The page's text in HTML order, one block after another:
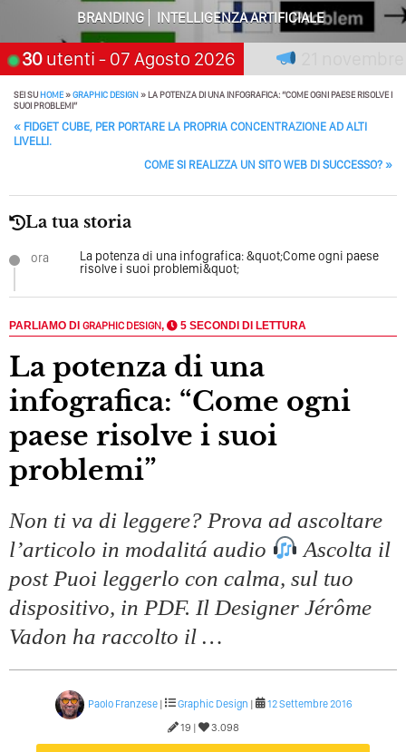
Solo Rumore…
Perché Non Guadagni Sui Social Media? Probabilmente
Tutto Peggiorerà
Quali Sono Gli Errori Della Comunicazione Politica? Il
Caso Delle Braccia Incrociate
Come Promuoversi Nel Wedding? Il Mio Intervento Per
BRANDING
INTELLIGENZA ARTIFICIALE
30 utenti - 07 Agosto 2026
chi aspetta, scegli: 21 novembre
SEI SUHOME»GRAPHIC DESIGN»LA POTENZA DI UNA INFOGRAFICA: “COME OGNI PAESE RISOLVE I
SUOI PROBLEMI”
POST NAVIGATION
« FIDGET CUBE, PER PORTARE LA PROPRIA CONCENTRAZIONE AD ALTI
LIVELLI.
COME SI REALIZZA UN SITO WEB DI SUCCESSO? »
La tua storia
ora
La potenza di una infografica: &quot;Come ogni paese
risolve i suoi problemi&quot;
PARLIAMO DI GRAPHIC DESIGN, 5 SECONDI DI LETTURA
La potenza di una
infografica: “Come ogni
paese risolve i suoi
problemi”
Non ti va di leggere? Prova ad ascoltare
l’articolo in modalitá audio
Ascolta il
post Puoi leggerlo con calma, sul tuo
dispositivo, in PDF. Il Designer Jérôme
Vadon ha raccolto il …
Paolo Franzese | Graphic Design |
12 Settembre 2016
19 |
3.098